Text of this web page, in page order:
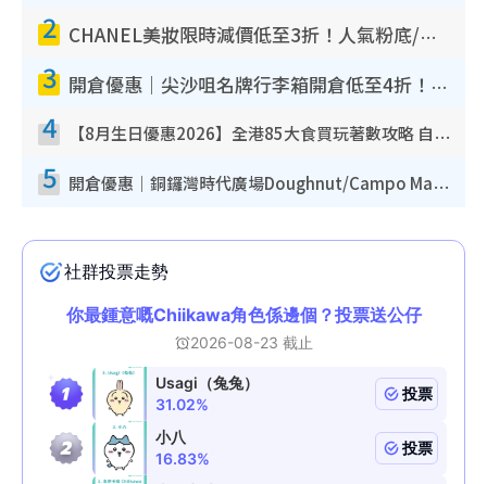
2 CHANEL美妝限時減價低至3折！人氣粉底/唇膏/精華液低至$275！COCO香水都有平
3 開倉優惠｜尖沙咀名牌行李箱開倉低至4折！一連5日 American Tourister/ace./Hallmark $200起！
4 【8月生日優惠2026】全港85大食買玩著數攻略 自助餐/火鍋放題同行免費＋誠品/DONKI送現金券
5 開倉優惠｜銅鑼灣時代廣場Doughnut/Campo Marzio開倉低至1折！背囊、書包、手袋劈價$200起